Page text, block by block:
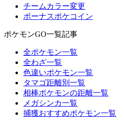
チームカラー変更
ボーナスポケコイン
ポケモンGO一覧記事
全ポケモン一覧
全わざ一覧
色違いポケモン一覧
タマゴ距離別一覧
相棒ポケモンの距離一覧
メガシンカ一覧
捕獲おすすめポケモン一覧